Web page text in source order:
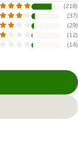
(218)
(37)
(29)
(12)
(14)